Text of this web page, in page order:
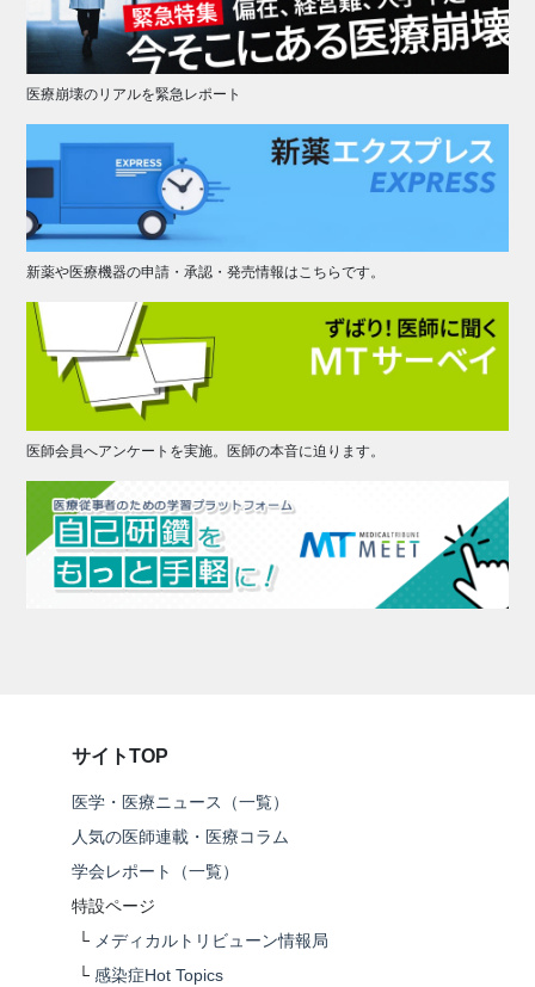
医療崩壊のリアルを緊急レポート
新薬や医療機器の申請・承認・発売情報はこちらです。
医師会員へアンケートを実施。医師の本音に迫ります。
サイトTOP
医学・医療ニュース（一覧）
人気の医師連載・医療コラム
学会レポート（一覧）
特設ページ
└ メディカルトリビューン情報局
└ 感染症Hot Topics